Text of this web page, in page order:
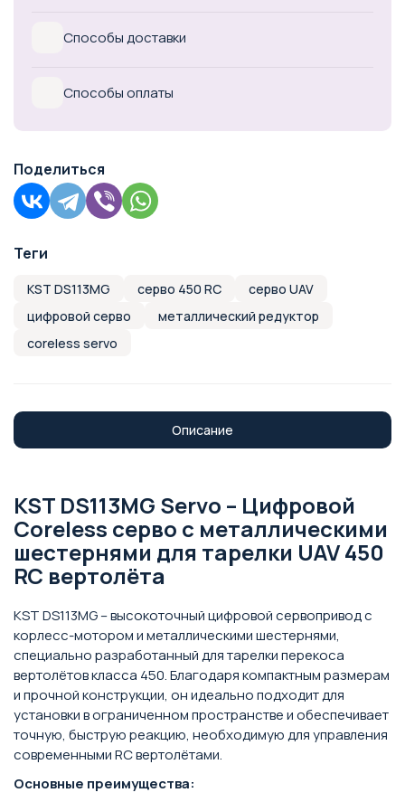
Способы доставки
Способы оплаты
Поделиться
Теги
KST DS113MG серво 450 RC
серво UAV
цифровой серво
металлический редуктор
coreless servo
Описание
KST DS113MG Servo – Цифровой
Coreless серво с металлическими
шестернями для тарелки UAV 450
RC вертолёта
KST DS113MG – высокоточный цифровой сервопривод с
корлесс-мотором и металлическими шестернями,
специально разработанный для тарелки перекоса
вертолётов класса 450. Благодаря компактным размерам
и прочной конструкции, он идеально подходит для
установки в ограниченном пространстве и обеспечивает
точную, быструю реакцию, необходимую для управления
современными RC вертолётами.
Основные преимущества: